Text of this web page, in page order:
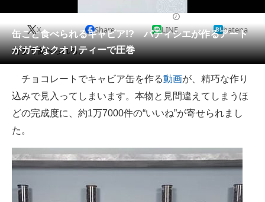
会員記事
メディア
注目記事を集めた総合ページ
ITの今と未来を見通す
進化するPCとデバイスの未来
好きが集まる 比べて選べる
缶ごと食べられるキャビア!? パティシエが作るアート
がガチなクオリティーで圧巻
X Share LINE hatena
缶まで食べられる。
チョコレートでキャビア缶を作る動画が、精巧な作り
込みで見入ってしまいます。本物と見間違えてしまうほ
どの完成度に、約1万7000件の“いいね”が寄せられまし
た。